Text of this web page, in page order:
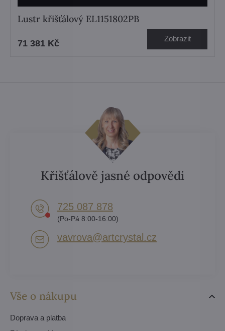
Lustr křišťálový EL1151802PB
71 381 Kč Zobrazit
Vše o nákupu
Doprava a platba
Křišťálově jasné odpovědi
725 087 878​
(Po-Pá 8:00-16:00)
vavrova​@artcrystal​.cz